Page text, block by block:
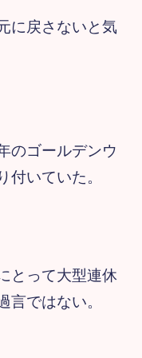
に戻さないと気
のゴールデンウ
付いていた。
とって大型連休
言ではない。